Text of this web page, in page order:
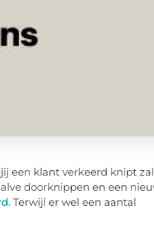
een klant verkeerd knipt zal
doorknippen en een
Terwijl er wel een aantal